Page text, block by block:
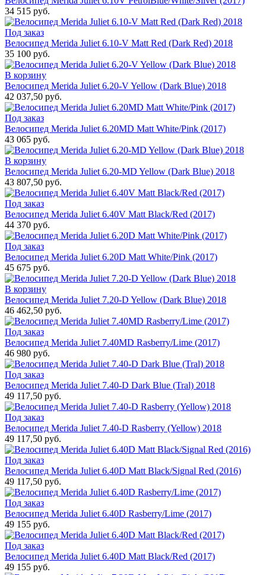
34 515 руб.
Под заказ
Велосипед Merida Juliet 6.10-V Matt Red (Dark Red) 2018
35 100 руб.
В корзину
Велосипед Merida Juliet 6.20-V Yellow (Dark Blue) 2018
42 037,50 руб.
Под заказ
Велосипед Merida Juliet 6.20MD Matt White/Pink (2017)
43 065 руб.
В корзину
Велосипед Merida Juliet 6.20-MD Yellow (Dark Blue) 2018
43 807,50 руб.
Под заказ
Велосипед Merida Juliet 6.40V Matt Black/Red (2017)
44 370 руб.
Под заказ
Велосипед Merida Juliet 6.20D Matt White/Pink (2017)
45 675 руб.
В корзину
Велосипед Merida Juliet 7.20-D Yellow (Dark Blue) 2018
46 462,50 руб.
Под заказ
Велосипед Merida Juliet 7.40MD Rasberry/Lime (2017)
46 980 руб.
Под заказ
Велосипед Merida Juliet 7.40-D Dark Blue (Tral) 2018
49 117,50 руб.
Под заказ
Велосипед Merida Juliet 7.40-D Rasberry (Yellow) 2018
49 117,50 руб.
Под заказ
Велосипед Merida Juliet 6.40D Matt Black/Signal Red (2016)
49 117,50 руб.
Под заказ
Велосипед Merida Juliet 6.40D Rasberry/Lime (2017)
49 155 руб.
Под заказ
Велосипед Merida Juliet 6.40D Matt Black/Red (2017)
49 155 руб.